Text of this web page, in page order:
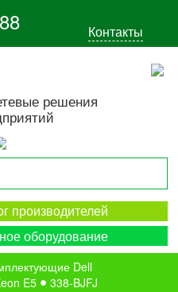
Контакты
решения
производителей
оборудование
Dell
E5 338-BJFJ